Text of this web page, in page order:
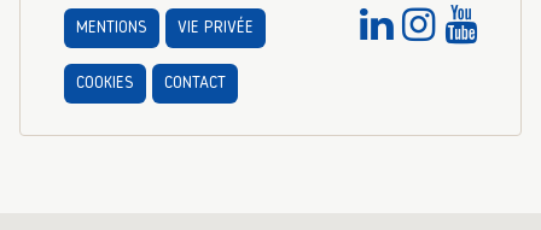
MENTIONS VIE PRIVÉE
COOKIES CONTACT